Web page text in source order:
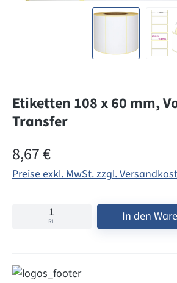
Etiketten 108 x 60 mm,
Transfer
Regulärer Preis:
8,67 €
Preise exkl. MwSt. zzgl.
RL In den